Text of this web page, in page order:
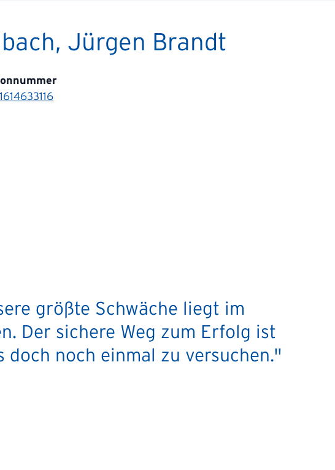
Jürgen Brandt
größte Schwäche liegt im
Der sichere Weg zum Erfolg ist
doch noch einmal zu versuchen."